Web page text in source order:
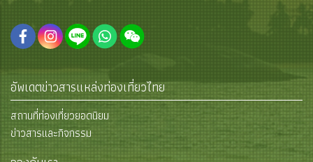
อัพเดตข่าวสารแหล่งท่องเที่ยวไทย
สถานที่ท่องเที่ยวยอดนิยม
ข่าวสารและกิจกรรม